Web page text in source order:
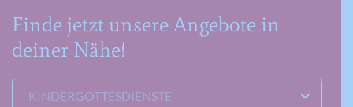
Finde jetzt unsere Angebote in
deiner Nähe!
KINDERGOTTESDIENSTE